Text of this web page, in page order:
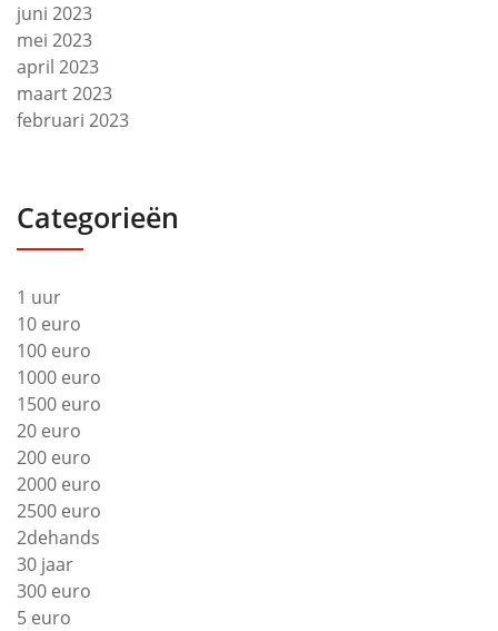
juni 2023
mei 2023
april 2023
maart 2023
februari 2023
Categorieën
1 uur
10 euro
100 euro
1000 euro
1500 euro
20 euro
200 euro
2000 euro
2500 euro
2dehands
30 jaar
300 euro
5 euro